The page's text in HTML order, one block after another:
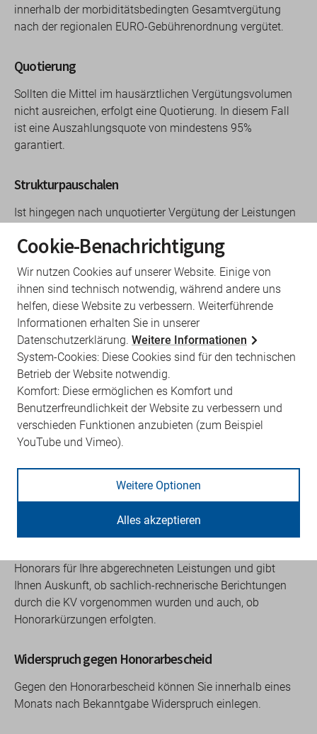
innerhalb der morbiditätsbedingten Gesamtvergütung
nach der regionalen EURO-Gebührenordnung vergütet.
Quotierung
Sollten die Mittel im hausärztlichen Vergütungsvolumen
nicht ausreichen, erfolgt eine Quotierung. In diesem Fall
ist eine Auszahlungsquote von mindestens 95%
garantiert.
Strukturpauschalen
Ist hingegen nach unquotierter Vergütung der Leistungen
Strukturpauschalen in Form eines Zuschlages zu den
Versichertenpauschalen gewährt.
Voraussetzungen für Strukturzuschlag
Voraussetzung für einen Strukturzuschlag ist die
Abrechnung bestimmter Leistungen bzw.
Leistungsbereiche. Dazu gehören beispielsweise Haus-
und Heimbesuche, Langzeit-Blutdruckmessungen oder die
Versorgung chronischer Wunden. Die komplette Übersicht
finden Sie im Paragraf 10 des
Honorarverteilungsmaßstabs.
Honorarbescheid
Am Ende eines jeden Abrechnungsverfahrens erhalten Sie
ca. 4 Monate nach Übertragung Ihrer Quartalsabrechnung
Ihren Honorarbescheid mit den entsprechenden Anlagen
Honorars für Ihre abgerechneten Leistungen und gibt
Ihnen Auskunft, ob sachlich-rechnerische Berichtungen
durch die KV vorgenommen wurden und auch, ob
Honorarkürzungen erfolgten.
Widerspruch gegen Honorarbescheid
Gegen den Honorarbescheid können Sie innerhalb eines
Monats nach Bekanntgabe Widerspruch einlegen.
Cookie-Benachrichtigung
Wir nutzen Cookies auf unserer Website. Einige von
ihnen sind technisch notwendig, während andere uns
helfen, diese Website zu verbessern. Weiterführende
Informationen erhalten Sie in unserer
Datenschutzerklärung. Weitere Informationen
System-Cookies: Diese Cookies sind für den technischen
Betrieb der Website notwendig.
Komfort: Diese ermöglichen es Komfort und
Benutzerfreundlichkeit der Website zu verbessern und
verschieden Funktionen anzubieten (zum Beispiel
YouTube und Vimeo).
Weitere Optionen
Alles akzeptieren